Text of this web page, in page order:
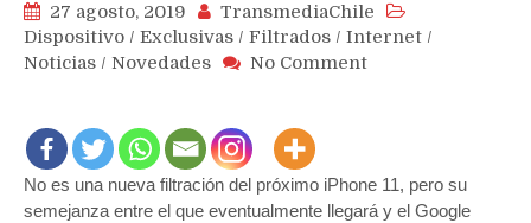
27 agosto, 2019
TransmediaChile
Dispositivo / Exclusivas / Filtrados / Internet /
Noticias / Novedades No Commenton
11
….
No es una nueva filtración del próximo iPhone 11, pero su
semejanza entre el que eventualmente llegará y el Google